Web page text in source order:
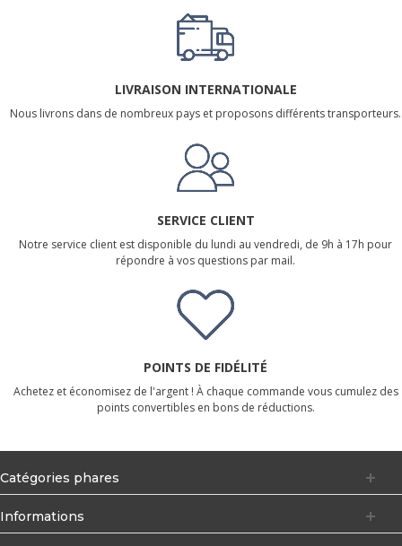
LIVRAISON INTERNATIONALE
Nous livrons dans de nombreux pays et proposons différents transporteurs.
SERVICE CLIENT
Notre service client est disponible du lundi au vendredi, de 9h à 17h pour
répondre à vos questions par mail.
POINTS DE FIDÉLITÉ
Achetez et économisez de l'argent ! À chaque commande vous cumulez des
points convertibles en bons de réductions.
Catégories phares
Informations